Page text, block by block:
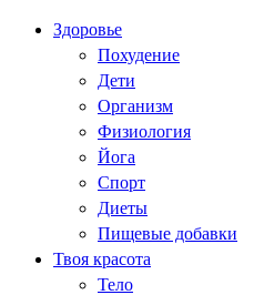
Здоровье
Похудение
Дети
Организм
Физиология
Йога
Спорт
Диеты
Пищевые добавки
Твоя красота
Тело